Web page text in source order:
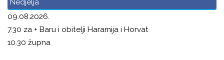
09.08.2026.
7.30 za + Baru i obitelji Haramija i Horvat
10.30 župna